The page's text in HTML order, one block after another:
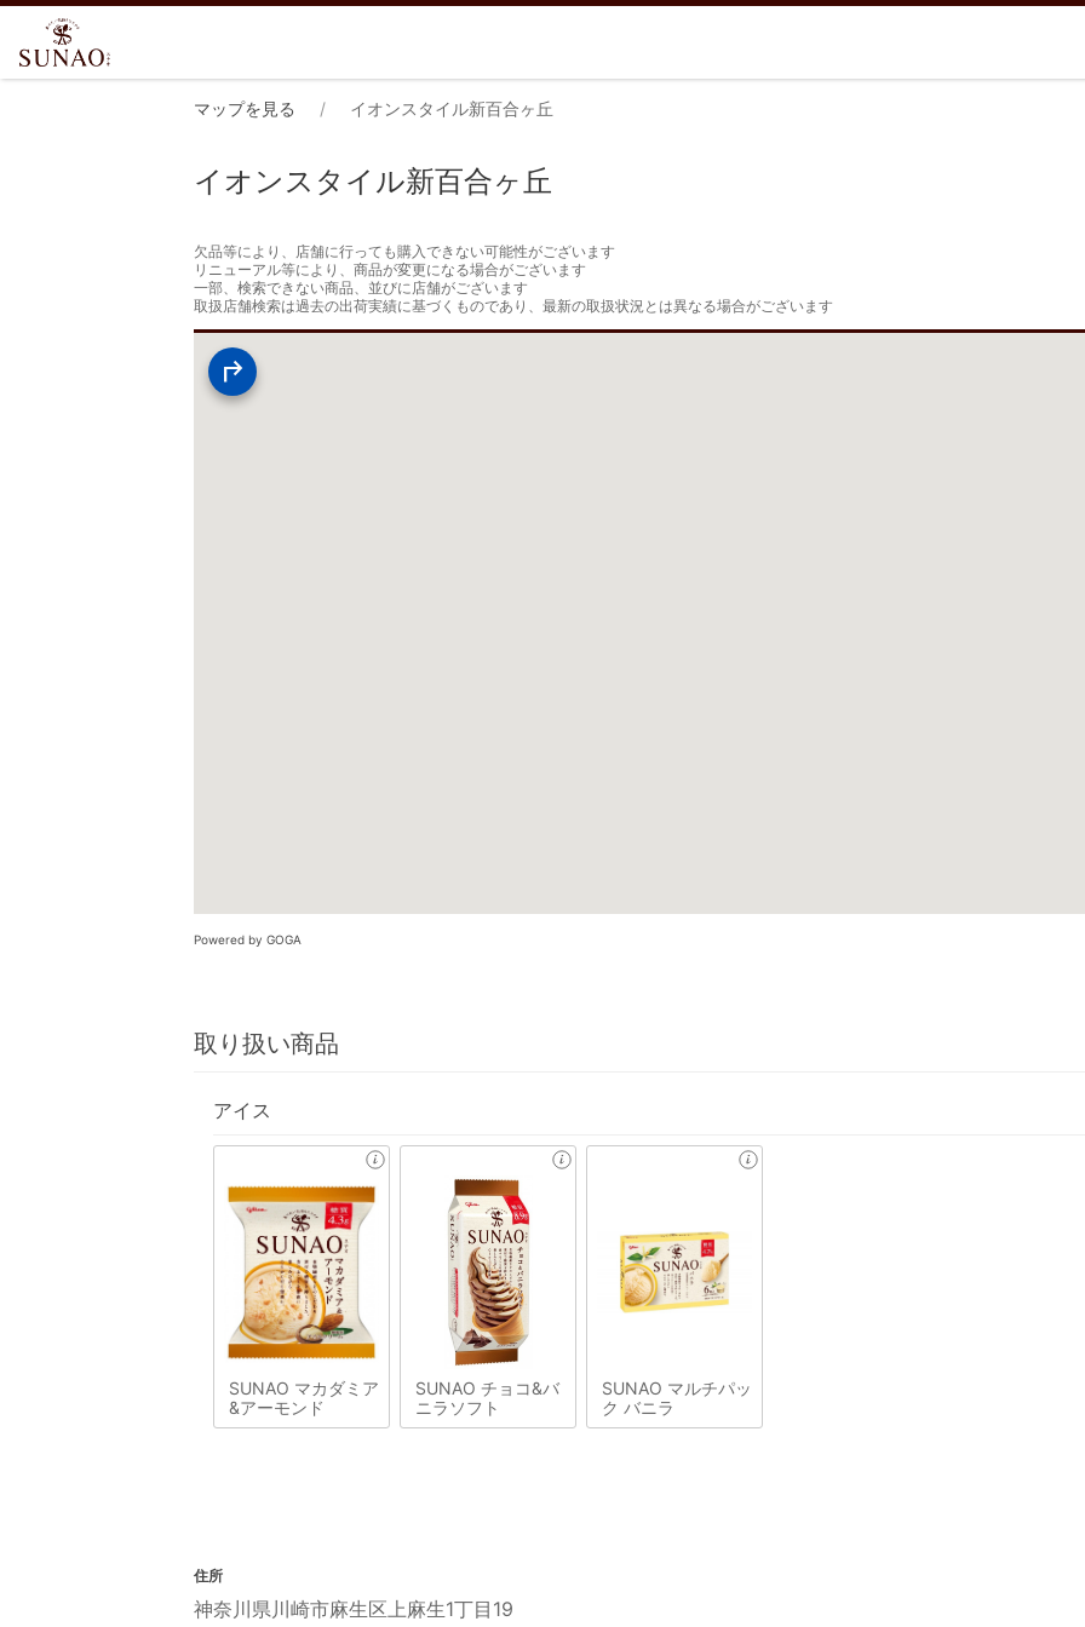
マップを見る イオンスタイル新百合ヶ丘
イオンスタイル新百合ヶ丘
欠品等により、店舗に行っても購入できない可能性がございます
リニューアル等により、商品が変更になる場合がございます
一部、検索できない商品、並びに店舗がございます
取扱店舗検索は過去の出荷実績に基づくものであり、最新の取扱状況とは異なる場合がございます
Powered by GOGA
取り扱い商品
アイス
SUNAO マカダミア
&アーモンド
SUNAO チョコ&バ
ニラソフト
SUNAO マルチパッ
ク バニラ
住所
神奈川県川崎市麻生区上麻生1丁目19